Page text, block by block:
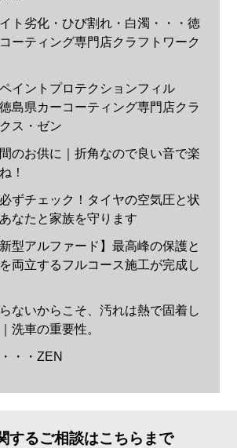
ト劣化・ひび割れ・白濁・・・徳
ーティング専門店クラフトワーク
イントプロテクションフィル
島県カーコーティング専門店クラ
ス・ゼン
のお供に｜折角なので良い音で楽
！
ずチェック！タイヤの空気圧と状
なたと家族を守ります
新型アルファード】最高峰の保護と
両立するフルコース施工が完成し
らないからこそ、汚れは熱で固着し
洗車の重要性。
・・ZEN
するご相談はこちらまで